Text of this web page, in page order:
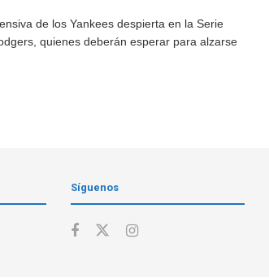
de los Yankees despierta en la Serie
quienes deberán esperar para alzarse
Síguenos